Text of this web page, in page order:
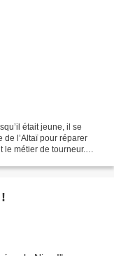
était jeune, il se
l’Altaï pour réparer
le métier de tourneur.